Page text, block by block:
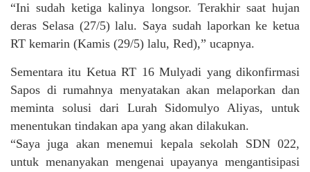
“Ini sudah ketiga kalinya longsor. Terakhir saat hujan
deras Selasa (27/5) lalu. Saya sudah laporkan ke ketua
RT kemarin (Kamis (29/5) lalu, Red),” ucapnya.
Sementara itu Ketua RT 16 Mulyadi yang dikonfirmasi
Sapos di rumahnya menyatakan akan melaporkan dan
meminta solusi dari Lurah Sidomulyo Aliyas, untuk
menentukan tindakan apa yang akan dilakukan.
“Saya juga akan menemui kepala sekolah SDN 022,
untuk menanyakan mengenai upayanya mengantisipasi